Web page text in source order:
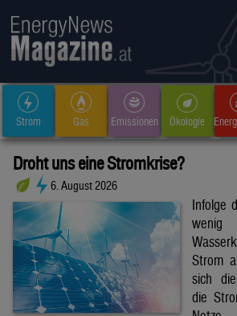
Strom Gas Emissionen Ökologie
Droht uns eine Stromkrise?
6. August 2026
Infolge
Strom
sich
die